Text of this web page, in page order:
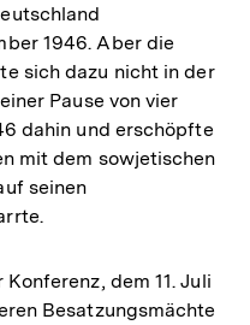
1946. Aber die
sich dazu nicht in der
Pause von vier
dahin und erschöpfte
mit dem sowjetischen
seinen
dem 11. Juli
Besatzungsmächte